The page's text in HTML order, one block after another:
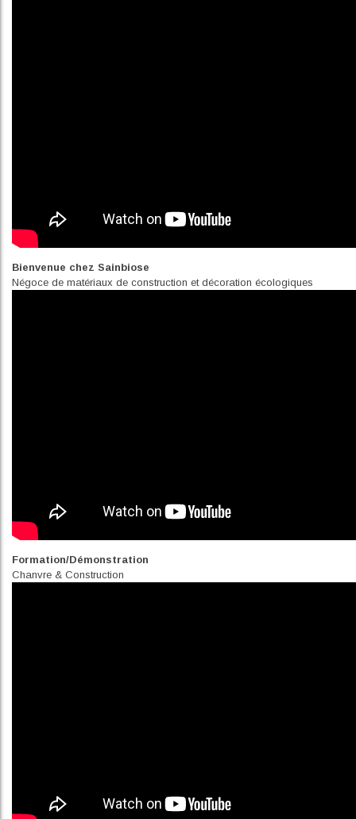
Bienvenue chez Sainbiose
Négoce de matériaux de construction et décoration écologiques
Formation/Démonstration
Chanvre & Construction